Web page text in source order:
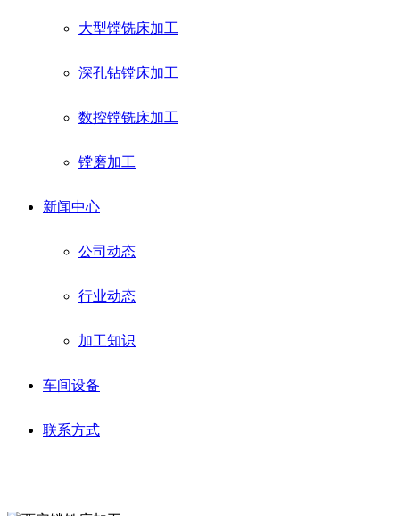
大型镗铣床加工
深孔钻镗床加工
数控镗铣床加工
镗磨加工
新闻中心
公司动态
行业动态
加工知识
车间设备
联系方式